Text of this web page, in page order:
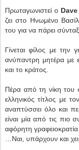
Πρωταγωνιστεί ο
ζει στο Ηνωμένο
του για να πάρει
Γίνεται φίλος με την
ανύπαντρη μητέρα με
και το κράτος.
Πέρα από τη νίκη του
ελληνικός τίτλος με
αναπτύσσει όλο και
είναι μία από τις πιο
αφόρητη γραφειοκρατία
…Ναι, υπάρχουν και